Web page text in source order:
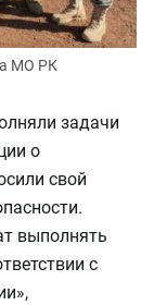
МО РК
задачи
о
свой
выполнять
с